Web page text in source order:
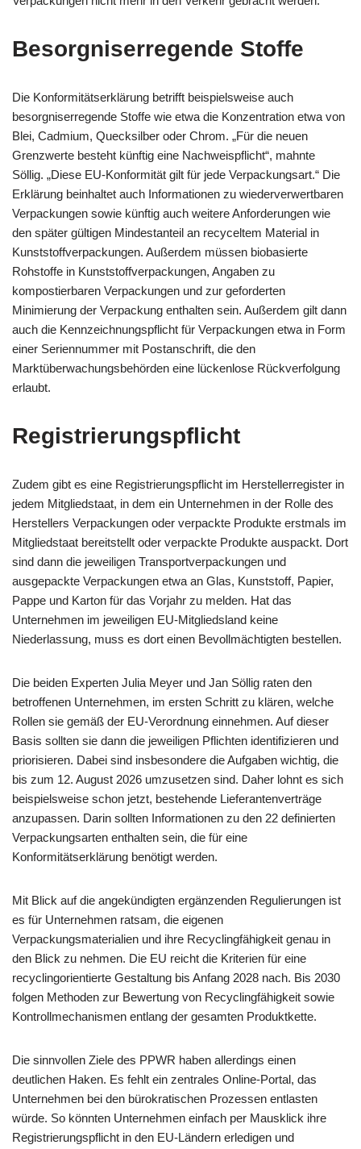
Besorgniserregende Stoffe
Die Konformitätserklärung betrifft beispielsweise auch
besorgniserregende Stoffe wie etwa die Konzentration etwa von
Blei, Cadmium, Quecksilber oder Chrom. „Für die neuen
Grenzwerte besteht künftig eine Nachweispflicht“, mahnte
Söllig. „Diese EU-Konformität gilt für jede Verpackungsart.“ Die
Erklärung beinhaltet auch Informationen zu wiederverwertbaren
Verpackungen sowie künftig auch weitere Anforderungen wie
den später gültigen Mindestanteil an recyceltem Material in
Kunststoffverpackungen. Außerdem müssen biobasierte
Rohstoffe in Kunststoffverpackungen, Angaben zu
kompostierbaren Verpackungen und zur geforderten
Minimierung der Verpackung enthalten sein. Außerdem gilt dann
auch die Kennzeichnungspflicht für Verpackungen etwa in Form
einer Seriennummer mit Postanschrift, die den
Marktüberwachungsbehörden eine lückenlose Rückverfolgung
erlaubt.
Registrierungspflicht
Zudem gibt es eine Registrierungspflicht im Herstellerregister in
jedem Mitgliedstaat, in dem ein Unternehmen in der Rolle des
Herstellers Verpackungen oder verpackte Produkte erstmals im
Mitgliedstaat bereitstellt oder verpackte Produkte auspackt. Dort
sind dann die jeweiligen Transportverpackungen und
ausgepackte Verpackungen etwa an Glas, Kunststoff, Papier,
Pappe und Karton für das Vorjahr zu melden. Hat das
Unternehmen im jeweiligen EU-Mitgliedsland keine
Niederlassung, muss es dort einen Bevollmächtigten bestellen.
Die beiden Experten Julia Meyer und Jan Söllig raten den
betroffenen Unternehmen, im ersten Schritt zu klären, welche
Rollen sie gemäß der EU-Verordnung einnehmen. Auf dieser
Basis sollten sie dann die jeweiligen Pflichten identifizieren und
priorisieren. Dabei sind insbesondere die Aufgaben wichtig, die
bis zum 12. August 2026 umzusetzen sind. Daher lohnt es sich
beispielsweise schon jetzt, bestehende Lieferantenverträge
anzupassen. Darin sollten Informationen zu den 22 definierten
Verpackungsarten enthalten sein, die für eine
Konformitätserklärung benötigt werden.
Mit Blick auf die angekündigten ergänzenden Regulierungen ist
es für Unternehmen ratsam, die eigenen
Verpackungsmaterialien und ihre Recyclingfähigkeit genau in
den Blick zu nehmen. Die EU reicht die Kriterien für eine
recyclingorientierte Gestaltung bis Anfang 2028 nach. Bis 2030
folgen Methoden zur Bewertung von Recyclingfähigkeit sowie
Kontrollmechanismen entlang der gesamten Produktkette.
Die sinnvollen Ziele des PPWR haben allerdings einen
deutlichen Haken. Es fehlt ein zentrales Online-Portal, das
Unternehmen bei den bürokratischen Prozessen entlasten
würde. So könnten Unternehmen einfach per Mausklick ihre
Registrierungspflicht in den EU-Ländern erledigen und